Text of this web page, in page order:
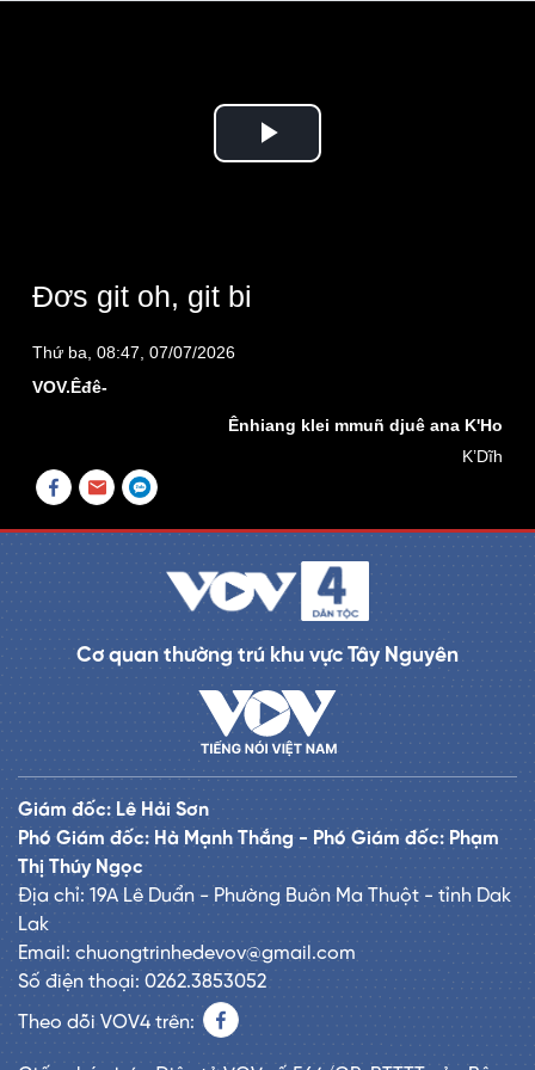
Play
Đơs git oh, git bi
Thứ ba, 08:47, 07/07/2026
VOV.Êđê-
Ênhiang klei mmuñ djuê ana K'Ho
K’Dĩh
Cơ quan thường trú khu vực Tây Nguyên
Giám đốc: Lê Hải Sơn
Phó Giám đốc: Hà Mạnh Thắng - Phó Giám đốc: Phạm
Thị Thúy Ngọc
Địa chỉ: 19A Lê Duẩn - Phường Buôn Ma Thuột - tỉnh Dak
Lak
Email: chuongtrinhedevov@gmail.com
Số điện thoại: 0262.3853052
Theo dõi VOV4 trên: